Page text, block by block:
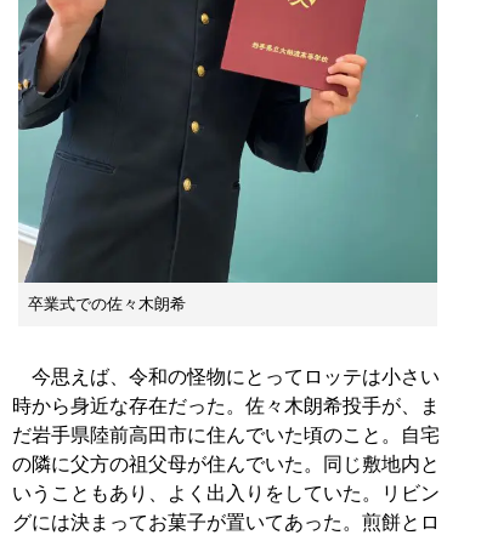
卒業式での佐々木朗希
今思えば、令和の怪物にとってロッテは小さい
時から身近な存在だった。佐々木朗希投手が、ま
だ岩手県陸前高田市に住んでいた頃のこと。自宅
の隣に父方の祖父母が住んでいた。同じ敷地内と
いうこともあり、よく出入りをしていた。リビン
グには決まってお菓子が置いてあった。煎餅とロ